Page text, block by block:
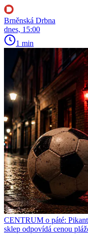
Brněnská Drbna
dnes, 15:00
1 min
CENTRUM o páté:
sklep odpovídá cenou